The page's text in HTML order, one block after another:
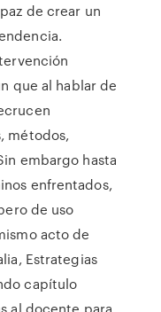
de crear un
que al hablar de
métodos,
embargo hasta
enfrentados,
de uso
acto de
Estrategias
capítulo
al docente para